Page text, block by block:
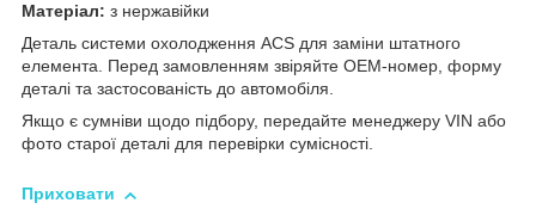
Матеріал: з нержавійки
Деталь системи охолодження ACS для заміни штатного
елемента. Перед замовленням звіряйте OEM-номер, форму
деталі та застосованість до автомобіля.
Якщо є сумніви щодо підбору, передайте менеджеру VIN або
фото старої деталі для перевірки сумісності.
Приховати